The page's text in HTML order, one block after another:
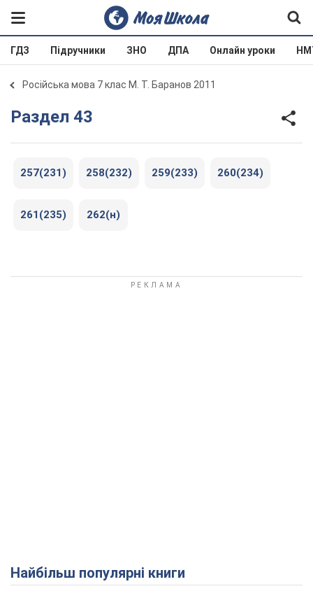
ГДЗ Підручники ЗНО ДПА Онлайн уроки
Російська мова 7 клас М. Т. Баранов 2011
Раздел 43
257(231) 258(232) 259(233) 260(234)
261(235) 262(н)
Найбільш популярні книги